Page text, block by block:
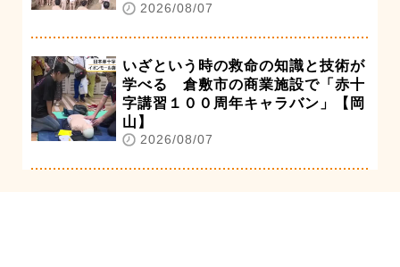
2026/08/07
いざという時の救命の知識と技術が
学べる 倉敷市の商業施設で「赤十
字講習１００周年キャラバン」【岡
山】
2026/08/07